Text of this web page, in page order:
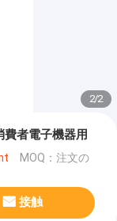
2/2
者電子機器用
MOQ：注文の
接触